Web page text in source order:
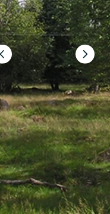
Föregående
bild
Nästa